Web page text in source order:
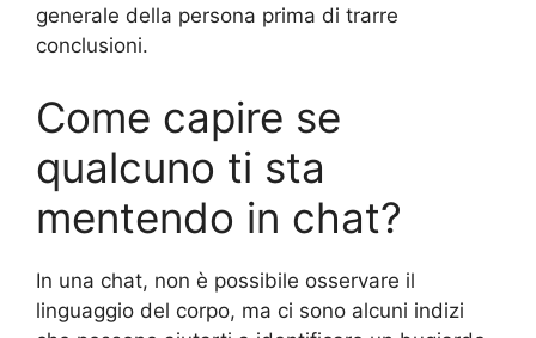
generale della persona prima di trarre
conclusioni.
Come capire se
qualcuno ti sta
mentendo in chat?
In una chat, non è possibile osservare il
linguaggio del corpo, ma ci sono alcuni indizi